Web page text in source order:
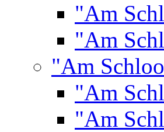
"Am
"Am
"Am
"Am
"Am